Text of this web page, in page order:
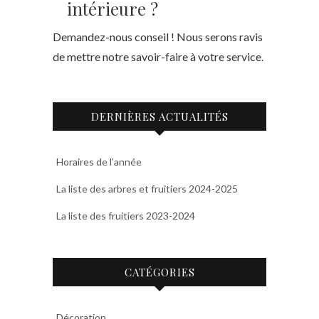
intérieure ?
Demandez-nous conseil ! Nous serons ravis
de mettre notre savoir-faire à votre service.
DERNIÈRES ACTUALITÉS
Horaires de l’année
La liste des arbres et fruitiers 2024-2025
La liste des fruitiers 2023-2024
CATÉGORIES